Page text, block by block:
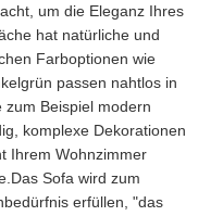
um die Eleganz Ihres
hat natürliche und
Farboptionen wie
passen nahtlos in
zum Beispiel modern
komplexe Dekorationen
Ihrem Wohnzimmer
Sofa wird zum
erfüllen, "das